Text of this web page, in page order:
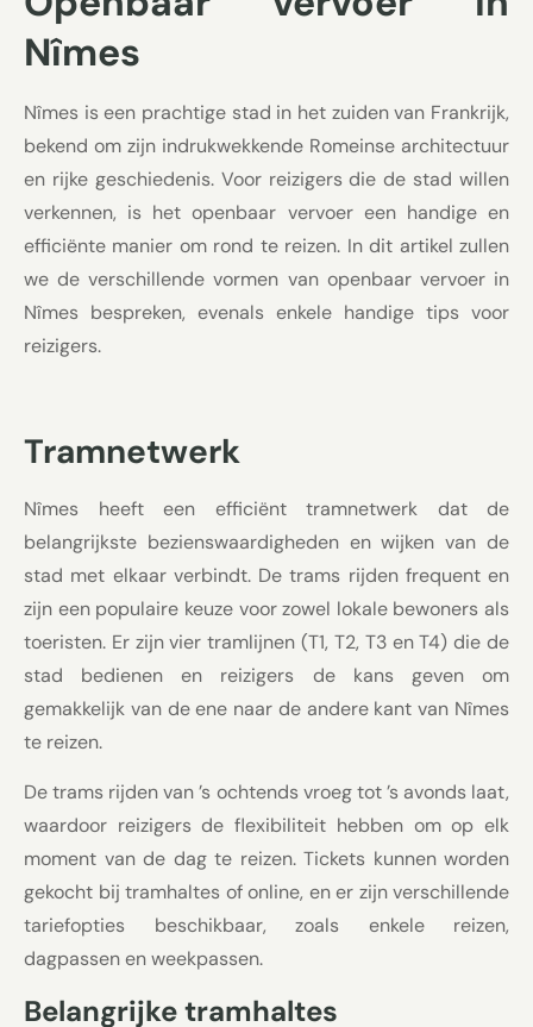
Nîmes
Nîmes is een prachtige stad in het zuiden van Frankrijk,
bekend om zijn indrukwekkende Romeinse architectuur
en rijke geschiedenis. Voor reizigers die de stad willen
verkennen, is het openbaar vervoer een handige en
efficiënte manier om rond te reizen. In dit artikel zullen
we de verschillende vormen van openbaar vervoer in
Nîmes bespreken, evenals enkele handige tips voor
reizigers.
Tramnetwerk
Nîmes heeft een efficiënt tramnetwerk dat de
belangrijkste bezienswaardigheden en wijken van de
stad met elkaar verbindt. De trams rijden frequent en
zijn een populaire keuze voor zowel lokale bewoners als
toeristen. Er zijn vier tramlijnen (T1, T2, T3 en T4) die de
stad bedienen en reizigers de kans geven om
gemakkelijk van de ene naar de andere kant van Nîmes
te reizen.
De trams rijden van ’s ochtends vroeg tot ’s avonds laat,
waardoor reizigers de flexibiliteit hebben om op elk
moment van de dag te reizen. Tickets kunnen worden
gekocht bij tramhaltes of online, en er zijn verschillende
tariefopties beschikbaar, zoals enkele reizen,
dagpassen en weekpassen.
Belangrijke tramhaltes